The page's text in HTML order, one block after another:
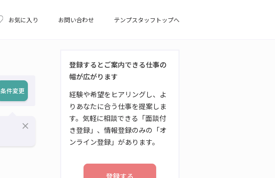
お気に入り お問い合わせ テンプスタッフトップへ
条件変更
close
登録するとご案内できる仕事の
幅が広がります
経験や希望をヒアリングし、よ
りあなたに合う仕事を提案しま
す。気軽に相談できる「面談付
き登録」、情報登録のみの「オ
ンライン登録」があります。
登録する